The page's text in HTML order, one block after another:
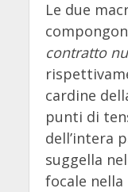
Le due
contratto
cardine
punti di
dell’intera
suggella
focale nella